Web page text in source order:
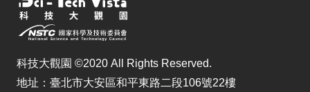
科技大觀園 ©2020 All Rights Reserved.
地址：臺北市大安區和平東路二段106號22樓